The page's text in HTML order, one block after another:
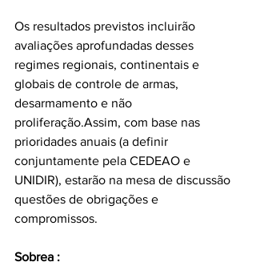
Os resultados previstos incluirão
avaliações aprofundadas desses
regimes regionais, continentais e
globais de controle de armas,
desarmamento e não
proliferação.Assim, com base nas
prioridades anuais (a definir
conjuntamente pela CEDEAO e
UNIDIR), estarão na mesa de discussão
questões de obrigações e
compromissos.
Sobrea :